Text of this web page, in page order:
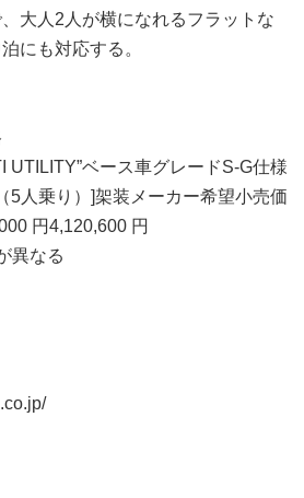
大人2人が横になれるフラットな
にも対応する。
UTILITY”ベース車グレードS-G仕様
5人乗り）]架装メーカー希望小売価
円4,120,600 円
異なる